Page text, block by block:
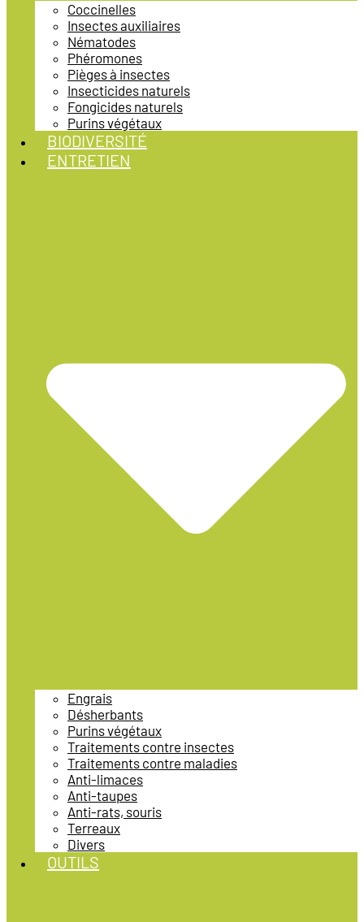
Coccinelles
Insectes auxiliaires
Nématodes
Phéromones
Pièges à insectes
Insecticides naturels
Fongicides naturels
Purins végétaux
BIODIVERSITÉ
ENTRETIEN
Engrais
Désherbants
Purins végétaux
Traitements contre insectes
Traitements contre maladies
Anti-limaces
Anti-taupes
Anti-rats, souris
Terreaux
Divers
OUTILS